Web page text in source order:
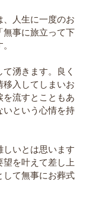
人生に一度のお
無事に旅立って下
湧きます。良く
移入してしまいお
流すとこともあ
いという心情を持
しいとは思います
を叶えて差し上
して無事にお葬式